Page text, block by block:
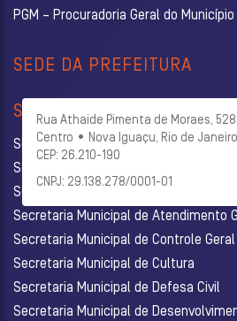
PGM – Procuradoria Geral do Município
SEDE DA PREFEITURA
Rua Athaide Pimenta de Moraes, 528
Centro • Nova Iguaçu, Rio de Janeiro
CEP: 26.210-190
CNPJ: 29.138.278/0001-01
SECRETARIAS
Secretaria Municipal de Administração
Secretaria Municipal de Agricultura e
Secretaria Municipal de Assistência
Secretaria Municipal de Atendimento
Secretaria Municipal de Controle Geral
Secretaria Municipal de Cultura
Secretaria Municipal de Defesa Civil
Secretaria Municipal de